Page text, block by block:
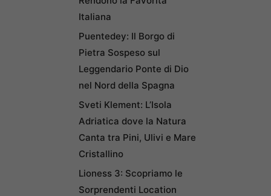
Italiana
Puentedey: Il Borgo di
Pietra Sospeso sul
Leggendario Ponte di Dio
nel Nord della Spagna
Sveti Klement: L’Isola
Adriatica dove la Natura
Canta tra Pini, Ulivi e Mare
Cristallino
Lioness 3: Scopriamo le
Sorprendenti Location